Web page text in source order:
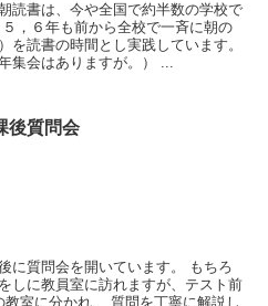
読書は、今や全国で約半数の学校で
，６年も前から全校で一斉に朝の
を読書の時間とし実践しています。
集会はありますが。） ...
後質問会
に質問会を開いています。 もちろ
しに教員室に訪れますが、テスト前
室に分かれ、 質問を丁寧に解説し